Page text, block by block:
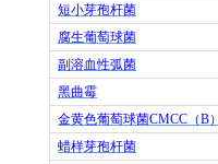
短小芽孢杆菌
腐生葡萄球菌
副溶血性弧菌
黑曲霉
金黄色葡萄球菌CMCC （B）
蜡样芽孢杆菌